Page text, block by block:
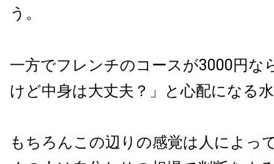
う。
一方でフレンチのコースが3000円な
けど中身は大丈夫？」と心配になる
もちろんこの辺りの感覚は人によっ